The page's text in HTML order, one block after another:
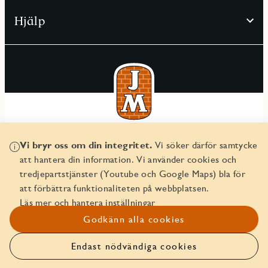
Vi bryr oss om din integritet. Vi söker därför samtycke
att hantera din information. Vi använder cookies och
tredjepartstjänster (Youtube och Google Maps) bla för
att förbättra funktionaliteten på webbplatsen.
Läs mer och hantera inställningar
Godkänn alla cookies
Endast nödvändiga cookies
Hjälp
© JM AB 2026
Organisationsnummer 556045-2103